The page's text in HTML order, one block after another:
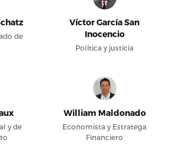
de
Víctor García San
Inocencio
Política y justicia
y de
William Maldonado
Economista y Estratega
Financiero